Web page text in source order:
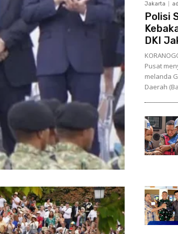
Jakarta
Polisi
DKI
Pusat
melanda
Daerah